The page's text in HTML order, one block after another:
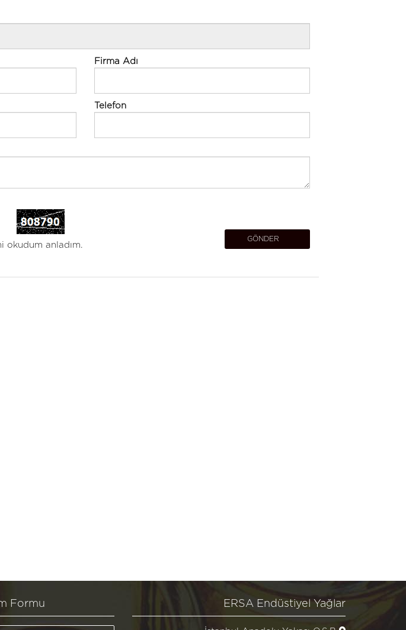
Firma Adı
Telefon
okudum anladım.
Formu ERSA Endüstiyel Yağlar